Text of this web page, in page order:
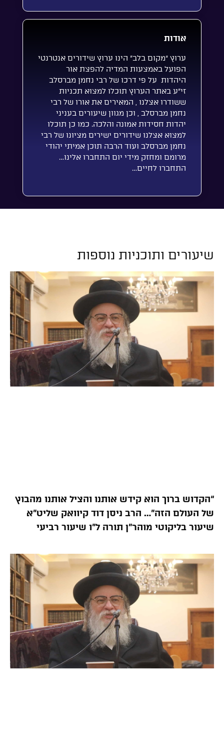
אודות
ערוץ “מקום בלב” הינו ערוץ שידורים אנטרנטי
הפועל באמצעות המדיה להפצת אור
היהדות על פי דרכו של רבי נחמן מברסלב
זי”ע באתר הערוץ תוכלו למצוא תכניות
ששודרו אצלנו , המאירים את אורו של רבי
נחמן מברסלב , וכן מגוון שיעורים בעניני
יהדות חסידות אמונה והלכה. כמו כן תוכלו
למצוא אצלנו שידורים ישירים מציונו של רבי
נחמן מברסלב ועוד הרבה תוכן אמיתי יהודי
מרומם ומחזק מידי יום התחברו אלינו…
התחברו לחיים…
שיעורים ותוכניות נוספות
“הקדוש ברוך הוא קידש אותנו והציל אותנו מהבוץ
של העולם הזה”… הרב ניסן דוד קיוואק שליט”א
שיעור בליקוטי מוהר”ן תורה ל”ו שיעור רביעי